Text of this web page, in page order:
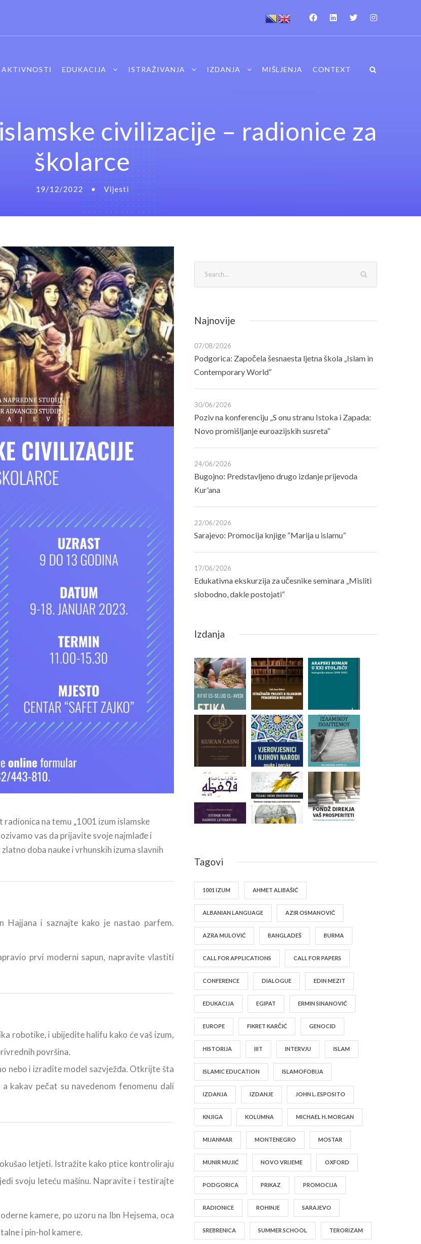
AKTIVNOSTI EDUKACIJA ISTRAŽIVANJA IZDANJA MIŠLJENJA CONTEXT
civilizacije – radionice za
školarce
19/12/2022 • Vijesti
na temu „1001 izum islamske
vas da prijavite svoje najmlađe i
doba nauke i vrhunskih izuma slavnih
Hajjana i saznajte kako je nastao parfem.
prvi moderni sapun, napravite vlastiti
robotike, i ubijedite halifu kako će vaš izum,
površina.
nebo i izradite model sazvježđa. Otkrijte šta
kakav pečat su navedenom fenomenu dali
letjeti. Istražite kako ptice kontroliraju
svoju leteću mašinu. Napravite i testirajte
kamere, po uzoru na Ibn Hejsema, oca
i pin-hol kamere.
Najnovije
07/08/2026
Podgorica: Započela šesnaesta ljetna škola „Islam in
Contemporary World“
30/06/2026
Poziv na konferenciju „S onu stranu Istoka i Zapada:
Novo promišljanje euroazijskih susreta“
24/06/2026
Bugojno: Predstavljeno drugo izdanje prijevoda
Kur'ana
22/06/2026
Sarajevo: Promocija knjige “Marija u islamu”
17/06/2026
Edukativna ekskurzija za učesnike seminara „Misliti
slobodno, dakle postojati“
Izdanja
Tagovi
1001 IZUM AHMET ALIBAŠIĆ
ALBANIAN LANGUAGE AZIR OSMANOVIĆ
AZRA MULOVIĆ BANGLADEŠ BURMA
CALL FOR APPLICATIONS CALL FOR PAPERS
CONFERENCE DIALOGUE EDIN MEZIT
EDUKACIJA EGIPAT ERMIN SINANOVIĆ
EUROPE FIKRET KARČIĆ GENOCID
HISTORIJA IIIT INTERVJU ISLAM
ISLAMIC EDUCATION ISLAMOFOBIJA
IZDANJA IZDANJE JOHN L. ESPOSITO
KNJIGA KOLUMNA MICHAEL H. MORGAN
MIJANMAR MONTENEGRO MOSTAR
MUNIR MUJIĆ NOVO VRIJEME OXFORD
PODGORICA PRIKAZ PROMOCIJA
RADIONICE ROHINJE SARAJEVO
SREBRENICA SUMMER SCHOOL TERORIZAM